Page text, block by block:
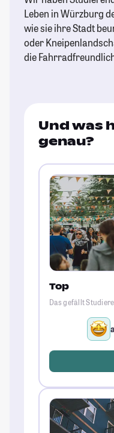
Leben in Würzburg
wie sie ihre Stadt
oder
die
Und was
genau?
Top
Das gefällt